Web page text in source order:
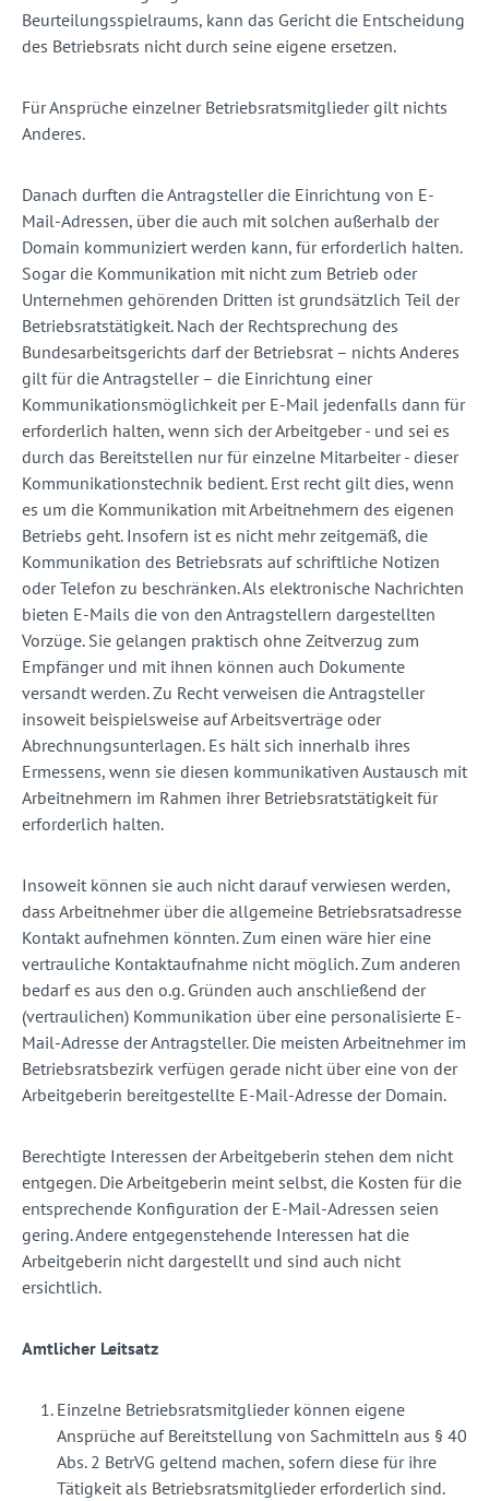
Beurteilungsspielraums, kann das Gericht die Entscheidung
des Betriebsrats nicht durch seine eigene ersetzen.
Für Ansprüche einzelner Betriebsratsmitglieder gilt nichts
Anderes.
Danach durften die Antragsteller die Einrichtung von E-
Mail-Adressen, über die auch mit solchen außerhalb der
Domain kommuniziert werden kann, für erforderlich halten.
Sogar die Kommunikation mit nicht zum Betrieb oder
Unternehmen gehörenden Dritten ist grundsätzlich Teil der
Betriebsratstätigkeit. Nach der Rechtsprechung des
Bundesarbeitsgerichts darf der Betriebsrat – nichts Anderes
gilt für die Antragsteller – die Einrichtung einer
Kommunikationsmöglichkeit per E-Mail jedenfalls dann für
erforderlich halten, wenn sich der Arbeitgeber - und sei es
durch das Bereitstellen nur für einzelne Mitarbeiter - dieser
Kommunikationstechnik bedient. Erst recht gilt dies, wenn
es um die Kommunikation mit Arbeitnehmern des eigenen
Betriebs geht. Insofern ist es nicht mehr zeitgemäß, die
Kommunikation des Betriebsrats auf schriftliche Notizen
oder Telefon zu beschränken. Als elektronische Nachrichten
bieten E-Mails die von den Antragstellern dargestellten
Vorzüge. Sie gelangen praktisch ohne Zeitverzug zum
Empfänger und mit ihnen können auch Dokumente
versandt werden. Zu Recht verweisen die Antragsteller
insoweit beispielsweise auf Arbeitsverträge oder
Abrechnungsunterlagen. Es hält sich innerhalb ihres
Ermessens, wenn sie diesen kommunikativen Austausch mit
Arbeitnehmern im Rahmen ihrer Betriebsratstätigkeit für
erforderlich halten.
Insoweit können sie auch nicht darauf verwiesen werden,
dass Arbeitnehmer über die allgemeine Betriebsratsadresse
Kontakt aufnehmen könnten. Zum einen wäre hier eine
vertrauliche Kontaktaufnahme nicht möglich. Zum anderen
bedarf es aus den o.g. Gründen auch anschließend der
(vertraulichen) Kommunikation über eine personalisierte E-
Mail-Adresse der Antragsteller. Die meisten Arbeitnehmer im
Betriebsratsbezirk verfügen gerade nicht über eine von der
Arbeitgeberin bereitgestellte E-Mail-Adresse der Domain.
Berechtigte Interessen der Arbeitgeberin stehen dem nicht
entgegen. Die Arbeitgeberin meint selbst, die Kosten für die
entsprechende Konfiguration der E-Mail-Adressen seien
gering. Andere entgegenstehende Interessen hat die
Arbeitgeberin nicht dargestellt und sind auch nicht
ersichtlich.
Amtlicher Leitsatz
Einzelne Betriebsratsmitglieder können eigene
Ansprüche auf Bereitstellung von Sachmitteln aus § 40
Abs. 2 BetrVG geltend machen, sofern diese für ihre
Tätigkeit als Betriebsratsmitglieder erforderlich sind.